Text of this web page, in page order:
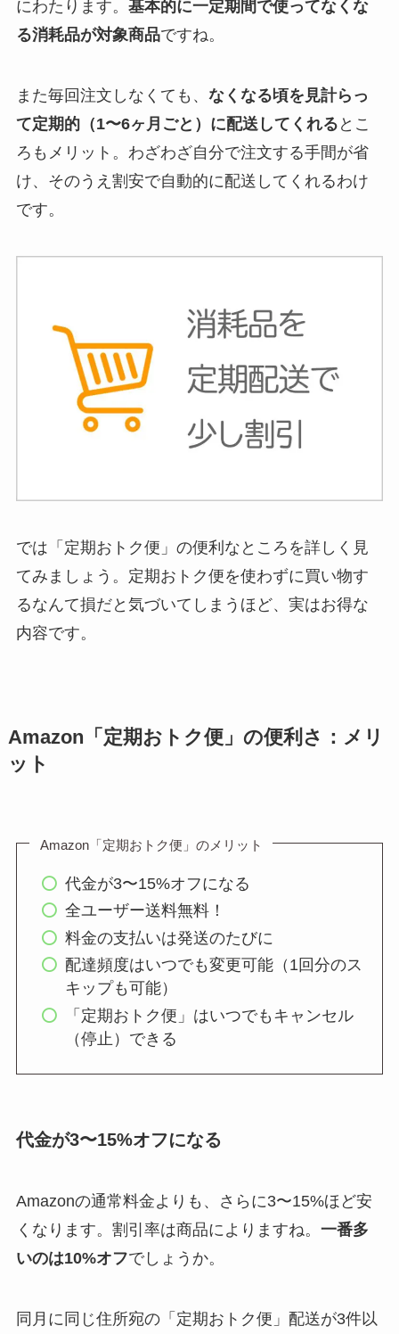
にわたります。 基本的に一定期間で使ってなくな
る消耗品が対象商品ですね。
また毎回注文しなくても、 なくなる頃を見計らっ
て定期的（1〜6ヶ月ごと）に配送してくれる とこ
ろもメリット。わざわざ自分で注文する手間が省
け、そのうえ割安で自動的に配送してくれるわけ
です。
では「定期おトク便」の便利なところを詳しく見
てみましょう。定期おトク便を使わずに買い物す
るなんて損だと気づいてしまうほど、実はお得な
内容です。
Amazon「定期おトク便」の便利さ：メリ
ット
Amazon「定期おトク便」のメリット
代金が3〜15%オフになる
全ユーザー送料無料！
料金の支払いは発送のたびに
配達頻度はいつでも変更可能（1回分のス
キップも可能）
「定期おトク便」はいつでもキャンセル
（停止）できる
代金が3〜15%オフになる
Amazonの通常料金よりも、さらに3〜15%ほど安
くなります。割引率は商品によりますね。 一番多
いのは10%オフでしょうか。
同月に同じ住所宛の「定期おトク便」配送が3件以